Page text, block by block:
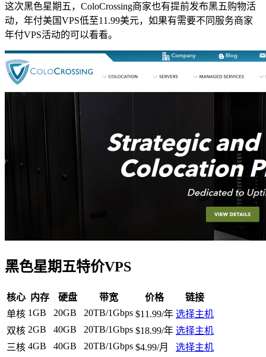
这次黑色星期五，ColoCrossing商家也有提前发布黑五购物活
动，年付美国VPS低至11.99美元，如果有需要不同服务商家
年付VPS活动的可以看看。
黑色星期五特价VPS
核心 内存 硬盘 带宽 价格
链接
单核 1GB 20GB 20TB/1Gbps $11.99/年 选择主机
双核 2GB 40GB 20TB/1Gbps $18.99/年 选择主机
三核 4GB 40GB 20TB/1Gbps $4.99/月
选择主机